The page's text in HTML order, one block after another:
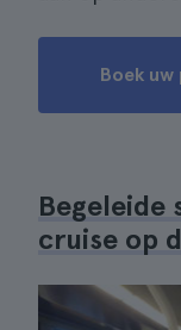
Boek
Begeleide
cruise op